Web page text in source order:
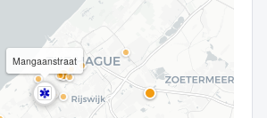
Mangaanstraat